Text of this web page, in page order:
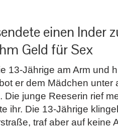
einen Inder
Geld für Sex
13-Jährige am Arm und
er dem Mädchen unter
junge Reeserin rief
ihr. Die 13-Jährige
traf aber auf keine